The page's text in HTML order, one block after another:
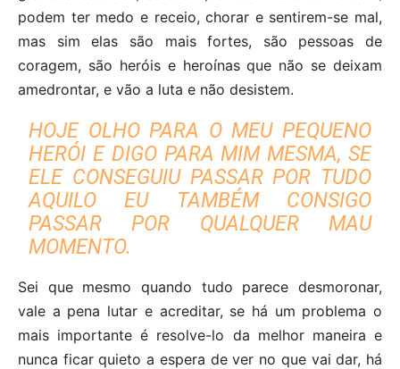
podem ter medo e receio, chorar e sentirem-se mal,
mas sim elas são mais fortes, são pessoas de
coragem, são heróis e heroínas que não se deixam
amedrontar, e vão a luta e não desistem.
HOJE OLHO PARA O MEU PEQUENO
HERÓI E DIGO PARA MIM MESMA, SE
ELE CONSEGUIU PASSAR POR TUDO
AQUILO EU TAMBÉM CONSIGO
PASSAR POR QUALQUER MAU
MOMENTO.
Sei que mesmo quando tudo parece desmoronar,
vale a pena lutar e acreditar, se há um problema o
mais importante é resolve-lo da melhor maneira e
nunca ficar quieto a espera de ver no que vai dar, há